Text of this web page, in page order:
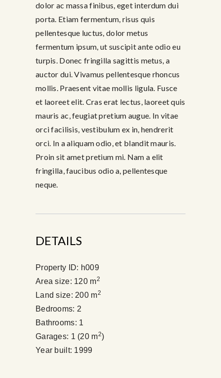
dolor ac massa finibus, eget interdum dui
porta. Etiam fermentum, risus quis
pellentesque luctus, dolor metus
fermentum ipsum, ut suscipit ante odio eu
turpis. Donec fringilla sagittis metus, a
auctor dui. Vivamus pellentesque rhoncus
mollis. Praesent vitae mollis ligula. Fusce
et laoreet elit. Cras erat lectus, laoreet quis
mauris ac, feugiat pretium augue. In vitae
orci facilisis, vestibulum ex in, hendrerit
orci. In a aliquam odio, et blandit mauris.
Proin sit amet pretium mi. Nam a elit
fringilla, faucibus odio a, pellentesque
neque.
DETAILS
Property ID: h009
Area size: 120 m2
Land size: 200 m2
Bedrooms: 2
Bathrooms: 1
Garages: 1 (20 m2)
Year built: 1999